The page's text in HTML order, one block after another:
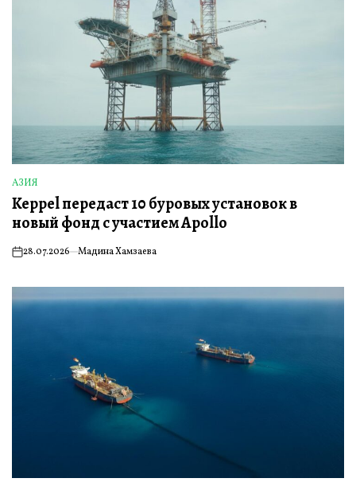
ОПУБЛИКОВАНО
В
АЗИЯ
Keppel передаст 10 буровых установок в
новый фонд с участием Apollo
on28.07.2026 Мадина Хамзаева